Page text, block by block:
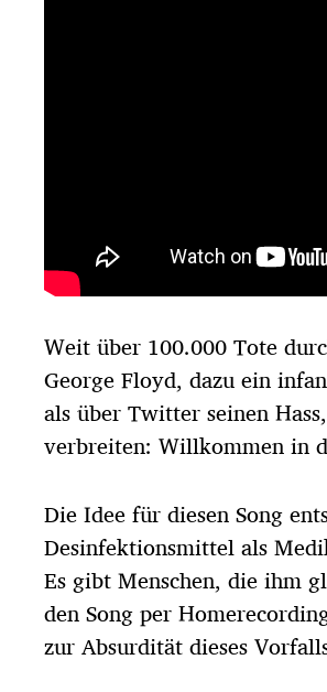
Weit über 100.000 Tote
George Floyd, dazu ein
als über Twitter seinen
verbreiten: Willkommen in
Die Idee für diesen Song
Desinfektionsmittel als
Es gibt Menschen, die ihm
den Song per
zur Absurdität dieses